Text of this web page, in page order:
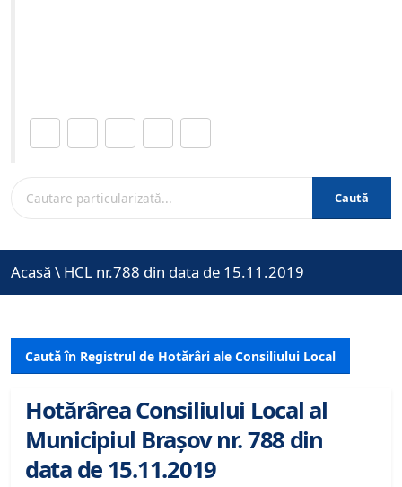
Caută
Acasă \ HCL nr.788 din data de 15.11.2019
Caută în Registrul de Hotărâri ale Consiliului Local
Hotărârea Consiliului Local al
Municipiul Brașov nr. 788 din
data de 15.11.2019